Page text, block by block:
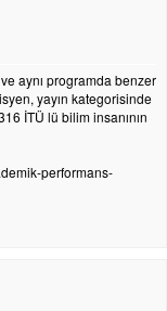
aynı programda benzer
yayın kategorisinde
İTÜ lü bilim insanının
performans-